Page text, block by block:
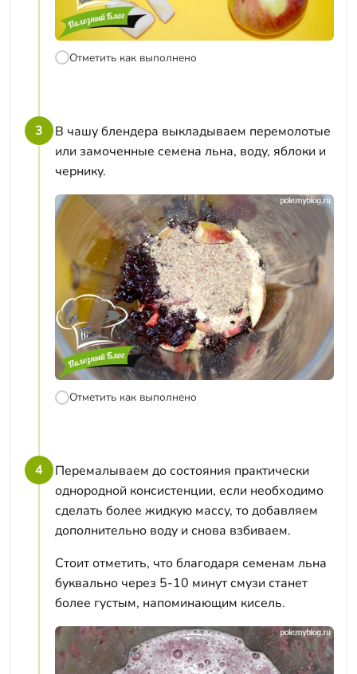
Отметить как выполнено
3
В чашу блендера выкладываем перемолотые
или замоченные семена льна, воду, яблоки и
чернику.
Отметить как выполнено
4
Перемалываем до состояния практически
однородной консистенции, если необходимо
сделать более жидкую массу, то добавляем
дополнительно воду и снова взбиваем.
Стоит отметить, что благодаря семенам льна
буквально через 5-10 минут смузи станет
более густым, напоминающим кисель.